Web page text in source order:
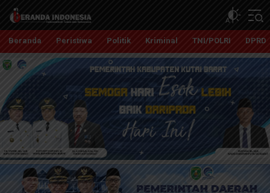
Beranda Indonesia
Independent, Tajam dan Terpercaya
Beranda Peristiwa Politik Kriminal TNI/POLRI DPRD